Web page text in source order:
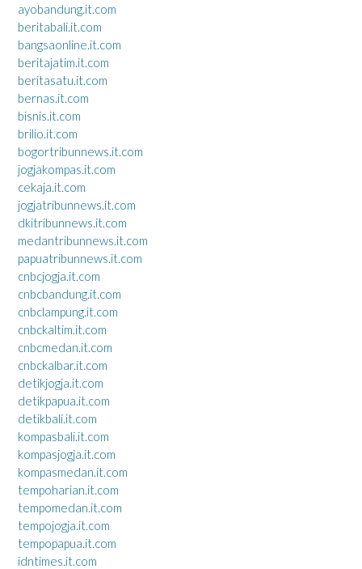
ayobandung.it.com
beritabali.it.com
bangsaonline.it.com
beritajatim.it.com
beritasatu.it.com
bernas.it.com
bisnis.it.com
brilio.it.com
bogortribunnews.it.com
jogjakompas.it.com
cekaja.it.com
jogjatribunnews.it.com
dkitribunnews.it.com
medantribunnews.it.com
papuatribunnews.it.com
cnbcjogja.it.com
cnbcbandung.it.com
cnbclampung.it.com
cnbckaltim.it.com
cnbcmedan.it.com
cnbckalbar.it.com
detikjogja.it.com
detikpapua.it.com
detikbali.it.com
kompasbali.it.com
kompasjogja.it.com
kompasmedan.it.com
tempoharian.it.com
tempomedan.it.com
tempojogja.it.com
tempopapua.it.com
idntimes.it.com